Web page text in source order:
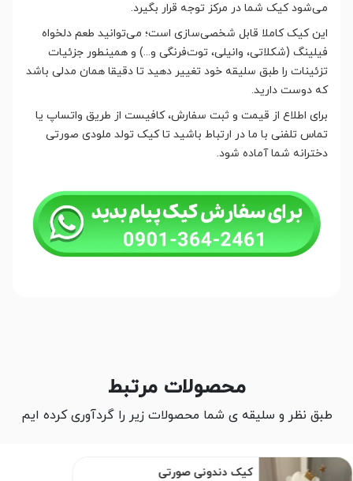
می‌شود کیک شما در مرکز توجه قرار بگیرد.
این کیک کاملا قابل شخصی‌سازی است؛ می‌توانید طعم دلخواه
فیلینگ (شکلاتی، وانیلی، توت‌فرنگی و...) و همینطور جزئیات
تزئینات را طبق سلیقه خود تغییر دهید تا دقیقا همان مدلی باشد
که دوست دارید.
برای اطلاع از قیمت و ثبت سفارش، کافیست از طریق واتساپ یا
تماس تلفنی با ما در ارتباط باشید تا کیک تولد ملودی صورتی
دخترانه شما آماده شود.
محصولات مرتبط
طبق نظر و سلیقه ی شما محصولات زیر را گردآوری کرده ایم
کیک دندونی صورتی